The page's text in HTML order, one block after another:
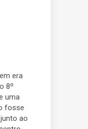
era
8º
uma
fosse
ao